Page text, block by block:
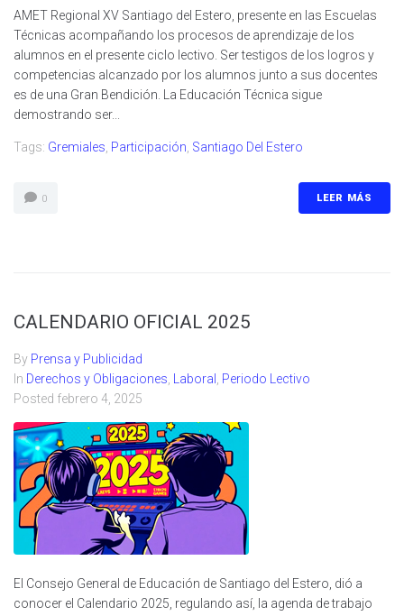
AMET Regional XV Santiago del Estero, presente en las Escuelas
Técnicas acompañando los procesos de aprendizaje de los
alumnos en el presente ciclo lectivo. Ser testigos de los logros y
competencias alcanzado por los alumnos junto a sus docentes
es de una Gran Bendición. La Educación Técnica sigue
demostrando ser...
Tags: Gremiales, Participación, Santiago Del Estero
0 LEER MÁS
CALENDARIO OFICIAL 2025
By Prensa y Publicidad
In Derechos y Obligaciones, Laboral , Periodo Lectivo
Posted febrero 4, 2025
El Consejo General de Educación de Santiago del Estero, dió a
conocer el Calendario 2025, regulando así, la agenda de trabajo